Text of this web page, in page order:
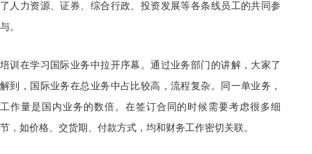
了人力资源、证券、综合行政、投资发展等各条线员工的共同参
与。
培训在学习国际业务中拉开序幕。通过业务部门的讲解，大家了
解到，国际业务在总业务中占比较高，流程复杂。同一单业务，
工作量是国内业务的数倍。在签订合同的时候需要考虑很多细
节，如价格、交货期、付款方式，均和财务工作密切关联。